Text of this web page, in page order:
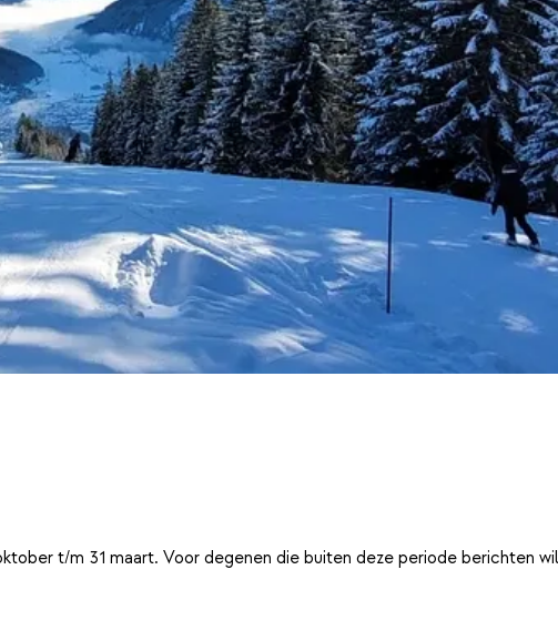
t/m 31 maart. Voor degenen die buiten deze periode berichten